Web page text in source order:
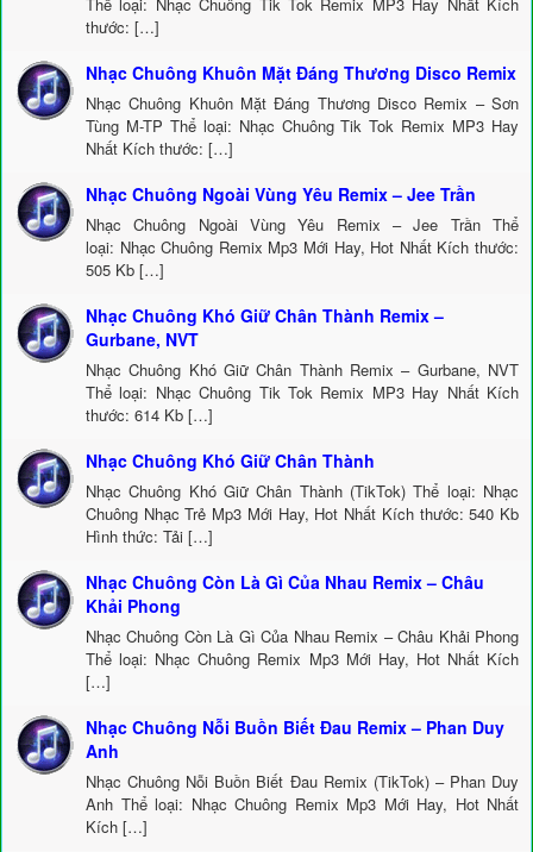
thước: […]
Nhạc Chuông Khuôn Mặt Đáng Thương Disco Remix
Nhạc Chuông Khuôn Mặt Đáng Thương Disco Remix – Sơn
Tùng M-TP Thể loại: Nhạc Chuông Tik Tok Remix MP3 Hay
Nhất Kích thước: […]
Nhạc Chuông Ngoài Vùng Yêu Remix – Jee Trần
Nhạc Chuông Ngoài Vùng Yêu Remix – Jee Trần Thể
loại: Nhạc Chuông Remix Mp3 Mới Hay, Hot Nhất Kích thước:
505 Kb […]
Nhạc Chuông Khó Giữ Chân Thành Remix –
Gurbane, NVT
Nhạc Chuông Khó Giữ Chân Thành Remix – Gurbane, NVT
Thể loại: Nhạc Chuông Tik Tok Remix MP3 Hay Nhất Kích
thước: 614 Kb […]
Nhạc Chuông Khó Giữ Chân Thành
Nhạc Chuông Khó Giữ Chân Thành (TikTok) Thể loại: Nhạc
Chuông Nhạc Trẻ Mp3 Mới Hay, Hot Nhất Kích thước: 540 Kb
Hình thức: Tải […]
Nhạc Chuông Còn Là Gì Của Nhau Remix – Châu
Khải Phong
Nhạc Chuông Còn Là Gì Của Nhau Remix – Châu Khải Phong
Thể loại: Nhạc Chuông Remix Mp3 Mới Hay, Hot Nhất Kích
[…]
Nhạc Chuông Nỗi Buồn Biết Đau Remix – Phan Duy
Anh
Nhạc Chuông Nỗi Buồn Biết Đau Remix (TikTok) – Phan Duy
Anh Thể loại: Nhạc Chuông Remix Mp3 Mới Hay, Hot Nhất
Kích […]